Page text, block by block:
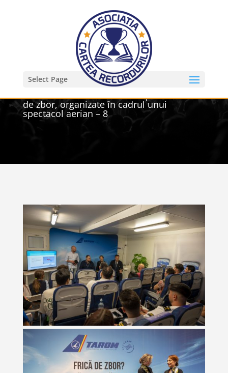
Select Page
Asociatia Iubim Aviatia si TAROM – Cel
mai mare număr de ateliere pentru frica
de zbor, organizate în cadrul unui
spectacol aerian – 8